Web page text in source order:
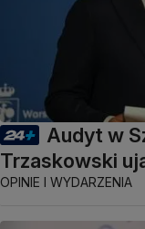
Audyt w
Trzaskowski
OPINIE I WYDARZENIA